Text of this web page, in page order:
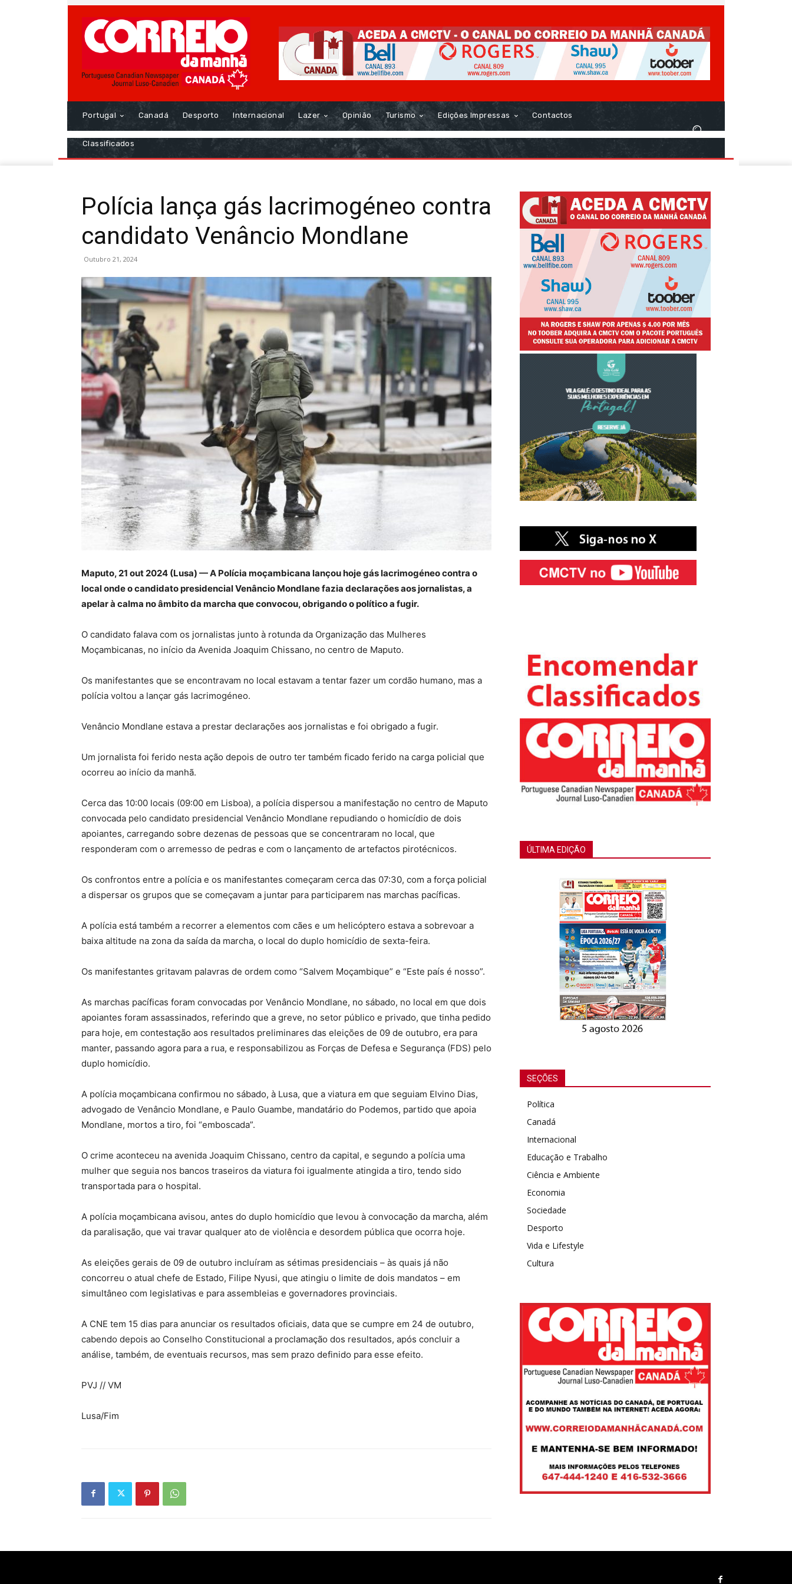
Portugal Canadá Desporto Internacional Lazer Opinião Turismo Edições Impressas Contactos
Classificados
Polícia lança gás lacrimogéneo contra
candidato Venâncio Mondlane
Outubro 21, 2024
Maputo, 21 out 2024 (Lusa) — A Polícia moçambicana lançou hoje gás lacrimogéneo contra o
local onde o candidato presidencial Venâncio Mondlane fazia declarações aos jornalistas, a
apelar à calma no âmbito da marcha que convocou, obrigando o político a fugir.
O candidato falava com os jornalistas junto à rotunda da Organização das Mulheres
Moçambicanas, no início da Avenida Joaquim Chissano, no centro de Maputo.
Os manifestantes que se encontravam no local estavam a tentar fazer um cordão humano, mas a
polícia voltou a lançar gás lacrimogéneo.
Venâncio Mondlane estava a prestar declarações aos jornalistas e foi obrigado a fugir.
Um jornalista foi ferido nesta ação depois de outro ter também ficado ferido na carga policial que
ocorreu ao início da manhã.
Cerca das 10:00 locais (09:00 em Lisboa), a polícia dispersou a manifestação no centro de Maputo
convocada pelo candidato presidencial Venâncio Mondlane repudiando o homicídio de dois
apoiantes, carregando sobre dezenas de pessoas que se concentraram no local, que
responderam com o arremesso de pedras e com o lançamento de artefactos pirotécnicos.
Os confrontos entre a polícia e os manifestantes começaram cerca das 07:30, com a força policial
a dispersar os grupos que se começavam a juntar para participarem nas marchas pacíficas.
A polícia está também a recorrer a elementos com cães e um helicóptero estava a sobrevoar a
baixa altitude na zona da saída da marcha, o local do duplo homicídio de sexta-feira.
Os manifestantes gritavam palavras de ordem como “Salvem Moçambique” e “Este país é nosso”.
As marchas pacíficas foram convocadas por Venâncio Mondlane, no sábado, no local em que dois
apoiantes foram assassinados, referindo que a greve, no setor público e privado, que tinha pedido
para hoje, em contestação aos resultados preliminares das eleições de 09 de outubro, era para
manter, passando agora para a rua, e responsabilizou as Forças de Defesa e Segurança (FDS) pelo
duplo homicídio.
A polícia moçambicana confirmou no sábado, à Lusa, que a viatura em que seguiam Elvino Dias,
advogado de Venâncio Mondlane, e Paulo Guambe, mandatário do Podemos, partido que apoia
Mondlane, mortos a tiro, foi “emboscada”.
O crime aconteceu na avenida Joaquim Chissano, centro da capital, e segundo a polícia uma
mulher que seguia nos bancos traseiros da viatura foi igualmente atingida a tiro, tendo sido
transportada para o hospital.
A polícia moçambicana avisou, antes do duplo homicídio que levou à convocação da marcha, além
da paralisação, que vai travar qualquer ato de violência e desordem pública que ocorra hoje.
As eleições gerais de 09 de outubro incluíram as sétimas presidenciais – às quais já não
concorreu o atual chefe de Estado, Filipe Nyusi, que atingiu o limite de dois mandatos – em
simultâneo com legislativas e para assembleias e governadores provinciais.
A CNE tem 15 dias para anunciar os resultados oficiais, data que se cumpre em 24 de outubro,
cabendo depois ao Conselho Constitucional a proclamação dos resultados, após concluir a
análise, também, de eventuais recursos, mas sem prazo definido para esse efeito.
PVJ // VM
Lusa/Fim
ÚLTIMA EDIÇÃO
SEÇÕES
Política
Canadá
Internacional
Educação e Trabalho
Ciência e Ambiente
Economia
Sociedade
Desporto
Vida e Lifestyle
Cultura